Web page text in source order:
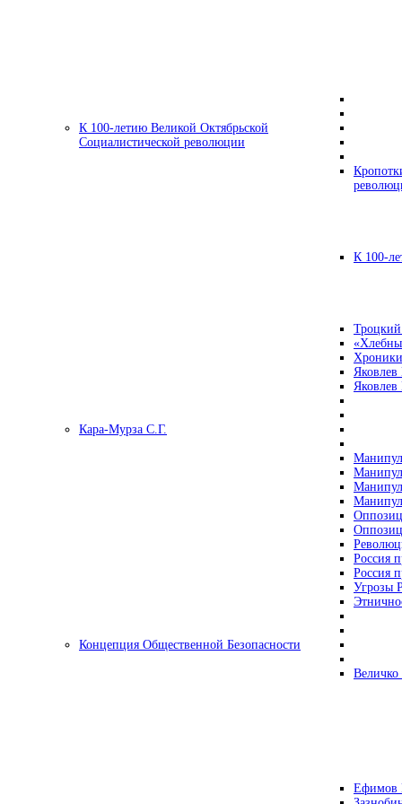
К 100-летию Великой Октябрьской
Социалистической революции
К 100-
Кара-Мурза С.Г.
Россия
Россия
Угрозы
Концепция Общественной Безопасности
Ефимов